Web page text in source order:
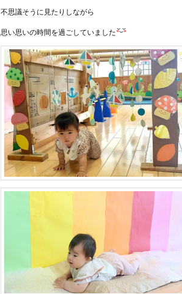
不思議そうに見たりしながら
思い思いの時間を過ごしていました